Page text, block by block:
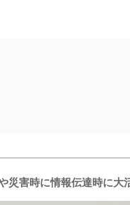
害時に情報伝達時に大